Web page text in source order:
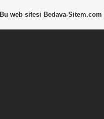
Bu web sitesi Bedava-Sitem.com